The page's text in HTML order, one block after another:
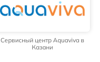
Сервисный центр Aquaviva в
Казани